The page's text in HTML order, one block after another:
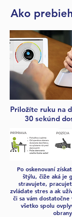
Ako
Priložíte ruku na
30 sekúnd
Po oskenovaní
štýlu, čiže aká je
stravujete,
zvládate stres a ak
či sa vám
všetko spolu